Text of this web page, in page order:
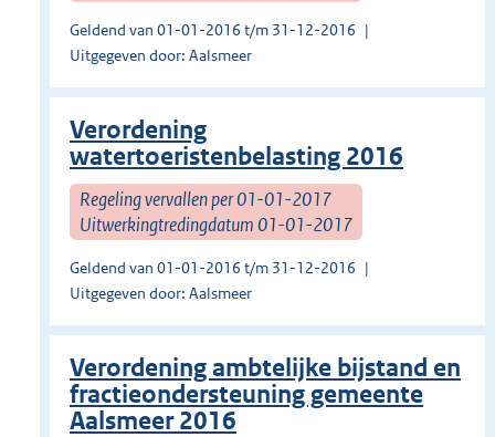
Geldend van 01-01-2016 t/m 31-12-2016
Uitgegeven door: Aalsmeer
Verordening
watertoeristenbelasting 2016
Regeling vervallen per 01-01-2017
Uitwerkingtredingdatum 01-01-2017
Geldend van 01-01-2016 t/m 31-12-2016
Uitgegeven door: Aalsmeer
Verordening ambtelijke bijstand en
fractieondersteuning gemeente
Aalsmeer 2016